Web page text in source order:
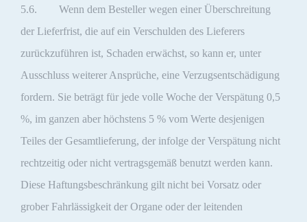
5.6. Wenn dem Besteller wegen einer Überschreitung
der Lieferfrist, die auf ein Verschulden des Lieferers
zurückzuführen ist, Schaden erwächst, so kann er, unter
Ausschluss weiterer Ansprüche, eine Verzugsentschädigung
fordern. Sie beträgt für jede volle Woche der Verspätung 0,5
%, im ganzen aber höchstens 5 % vom Werte desjenigen
Teiles der Gesamtlieferung, der infolge der Verspätung nicht
rechtzeitig oder nicht vertragsgemäß benutzt werden kann.
Diese Haftungsbeschränkung gilt nicht bei Vorsatz oder
grober Fahrlässigkeit der Organe oder der leitenden